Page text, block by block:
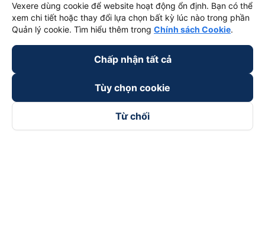
Vexere dùng cookie để website hoạt động ổn định. Bạn có thể
xem chi tiết hoặc thay đổi lựa chọn bất kỳ lúc nào trong phần
Quản lý cookie. Tìm hiểu thêm trong Chính sách Cookie.
Chấp nhận tất cả
Tùy chọn cookie
Từ chối